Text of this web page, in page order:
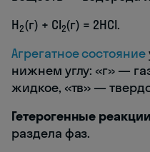
H2(г) + Cl2(г) = 2HCl.
Агрегатное состояние
нижнем углу: «г» —
жидкое, «тв» —
Гетерогенные реакции
раздела фаз.